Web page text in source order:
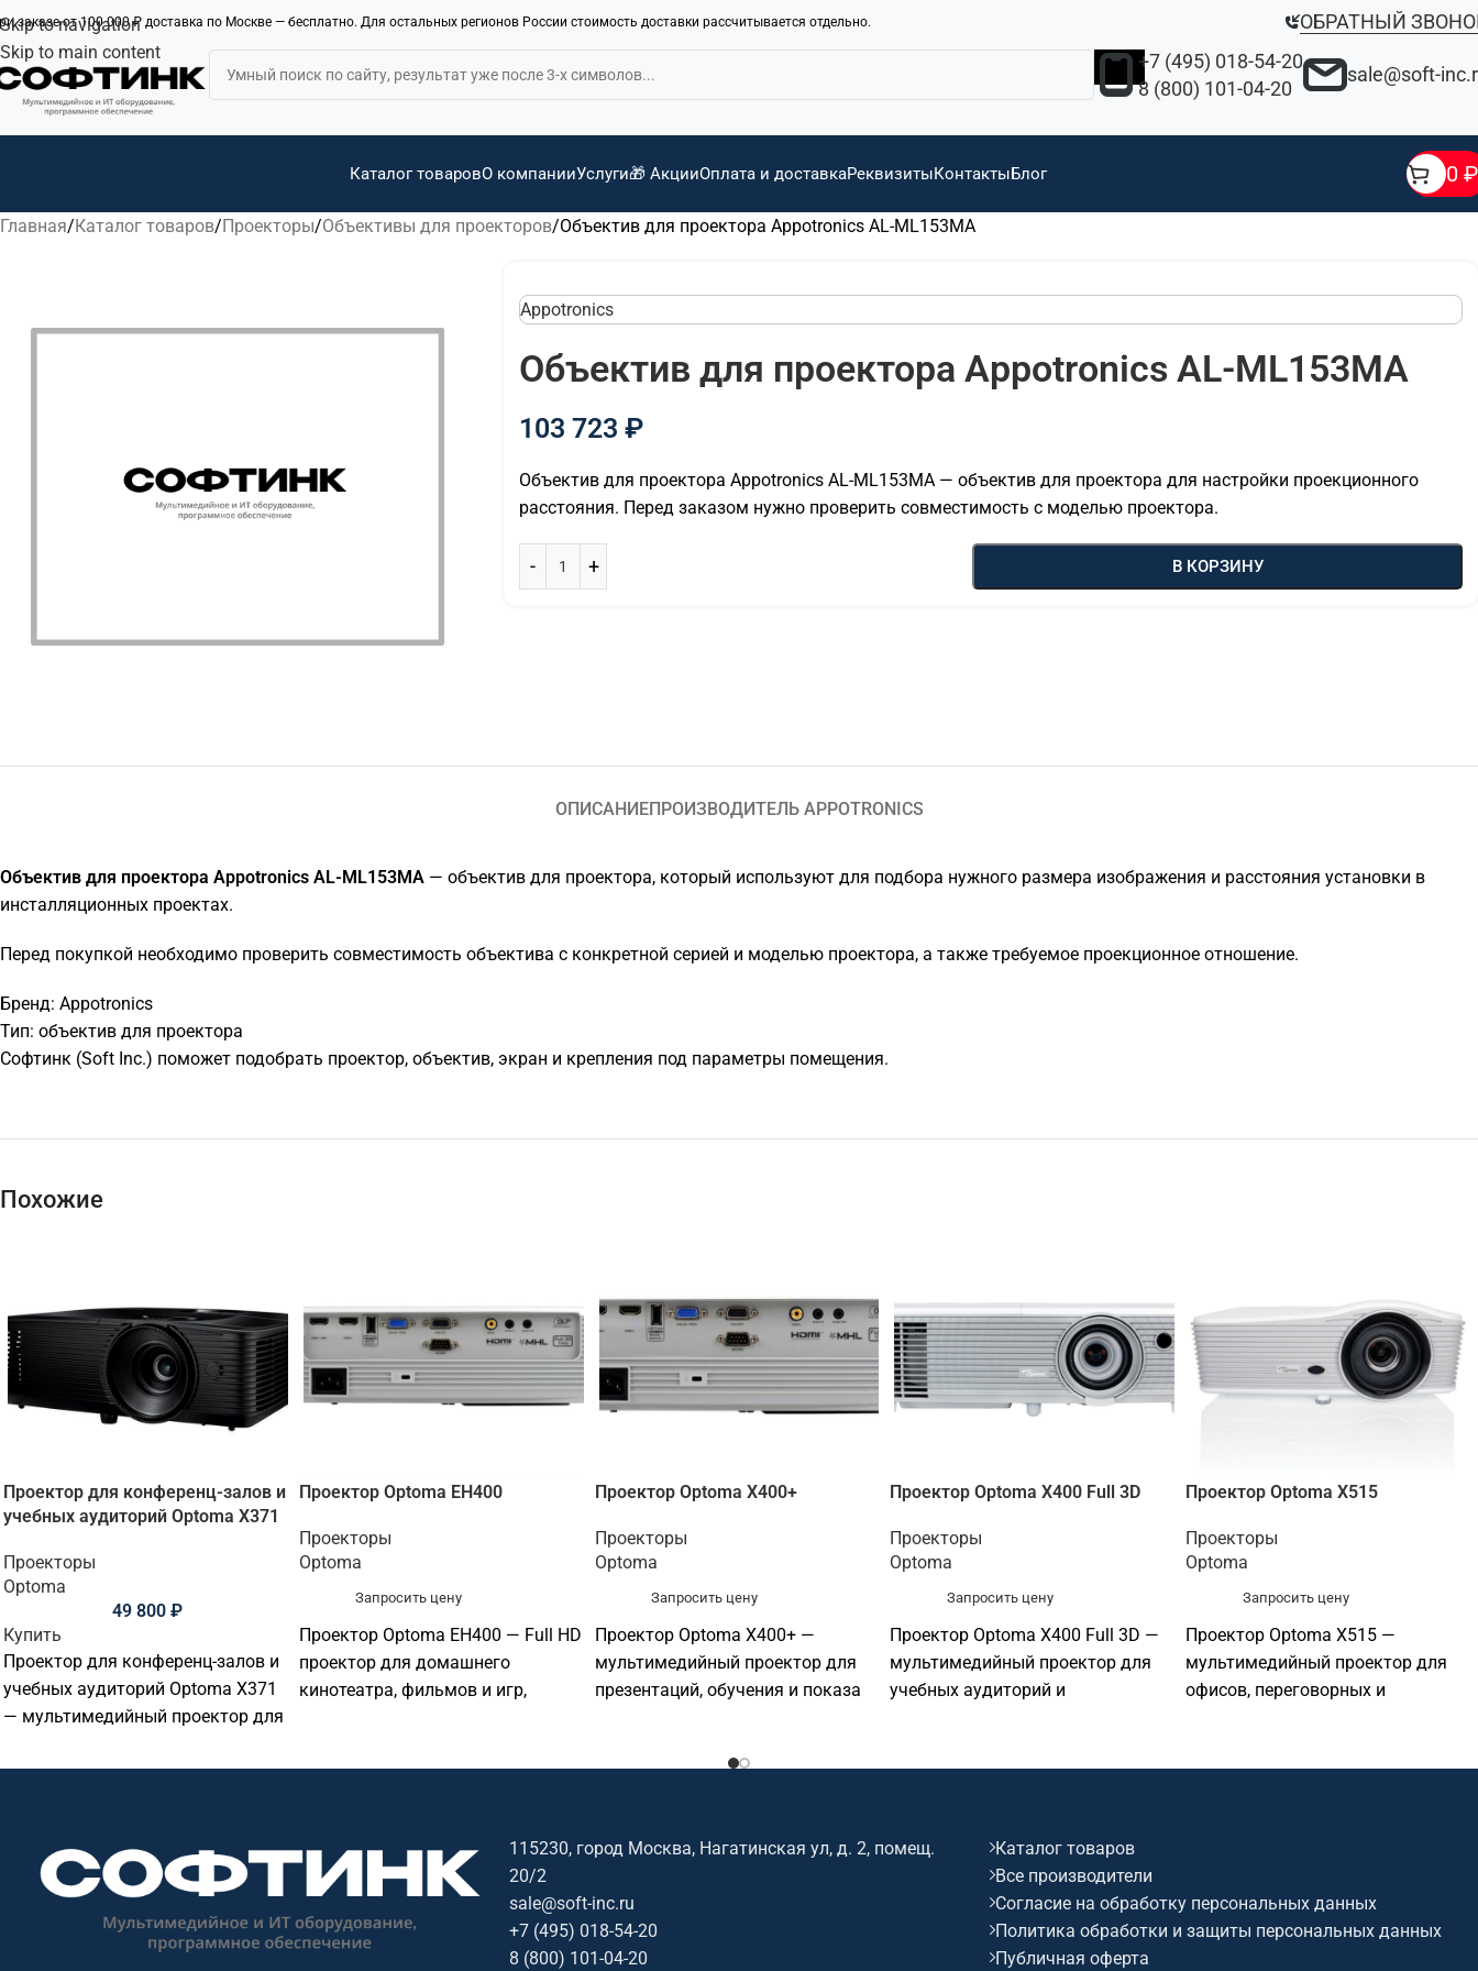
Skip to navigation
Skip to main content
заказе от 100 000 ₽ доставка по Москве — бесплатно. Для остальных регионов России стоимость доставки рассчитывается отдельно.
ОБРАТНЫЙ
+7 (495) 018-54-20
8 (800) 101-04-20
sale@soft-
Каталог товаровО компанииУслуги🎁 АкцииОплата и доставкаРеквизитыКонтактыБлог 0 ₽
Главная Каталог товаров Проекторы Объективы для проекторов Объектив для проектора Appotronics AL-ML153MA
Appotronics
Объектив для проектора Appotronics AL-ML153MA
103 723 ₽
Объектив для проектора Appotronics AL-ML153MA — объектив для проектора для настройки проекционного
расстояния. Перед заказом нужно проверить совместимость с моделью проектора.
В КОРЗИНУ
ОПИСАНИЕПРОИЗВОДИТЕЛЬ APPOTRONICS
Объектив для проектора Appotronics AL-ML153MA — объектив для проектора, который используют для подбора нужного размера изображения и расстояния установки в
инсталляционных проектах.
Перед покупкой необходимо проверить совместимость объектива с конкретной серией и моделью проектора, а также требуемое проекционное отношение.
Бренд: Appotronics
Тип: объектив для проектора
Софтинк (Soft Inc.) поможет подобрать проектор, объектив, экран и крепления под параметры помещения.
Похожие
Проектор для конференц-залов и
учебных аудиторий Optoma X371
Проекторы
Optoma
49 800₽
Купить
Проектор для конференц-залов и
учебных аудиторий Optoma X371
— мультимедийный проектор для
образовательных учреждений,
параметры: разрешение: XGA
1024×768.
Проектор Optoma EH400
Проекторы
Optoma
Запросить цену
Проектор Optoma EH400 — Full HD
проектор для домашнего
кинотеатра, фильмов и игр,
Основные параметры:
Проектор Optoma X400+
Проекторы
Optoma
Запросить цену
Проектор Optoma X400+ —
мультимедийный проектор для
презентаций, обучения и показа
разрешение: XGA 1024×768;
Проектор Optoma X400 Full 3D
Проекторы
Optoma
Запросить цену
Проектор Optoma X400 Full 3D —
мультимедийный проектор для
учебных аудиторий и
презентаций. Основные
технология: DLP.
Проектор Optoma X515
Проекторы
Optoma
Запросить цену
Проектор Optoma X515 —
мультимедийный проектор для
офисов, переговорных и
Основные параметры:
115230, город Москва, Нагатинская ул, д. 2, помещ.
20/2
sale@soft-inc.ru
+7 (495) 018-54-20
8 (800) 101-04-20
Каталог товаров
Все производители
Согласие на обработку персональных данных
Политика обработки и защиты персональных данных
Публичная оферта